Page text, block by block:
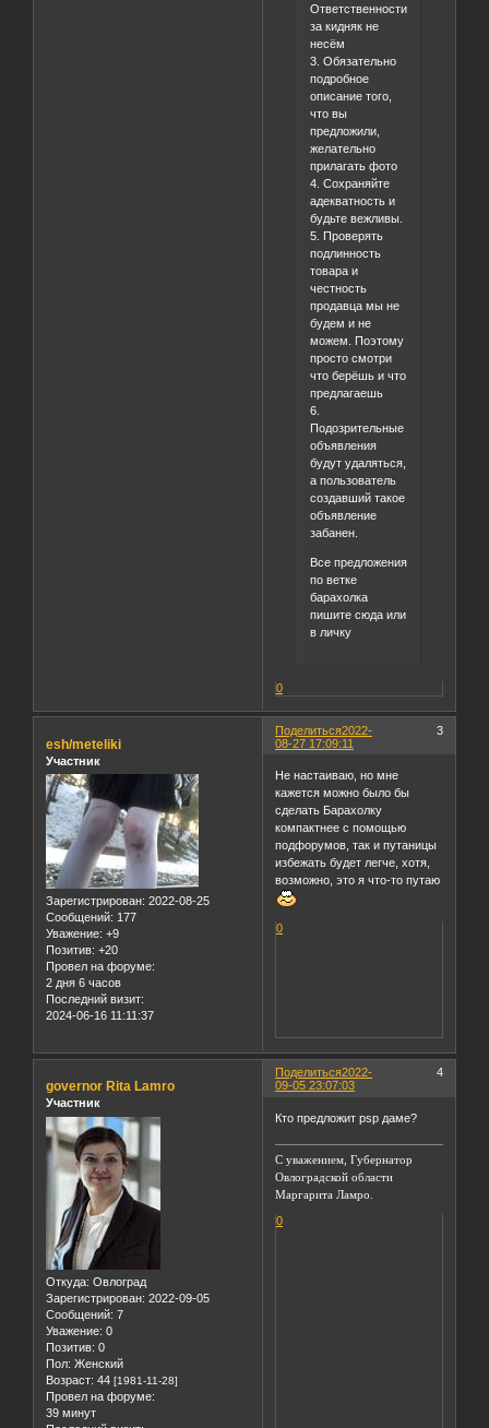
Ответственности
за кидняк не
несём
3. Обязательно
подробное
описание того,
что вы
предложили,
желательно
прилагать фото
4. Сохраняйте
адекватность и
будьте вежливы.
5. Проверять
подлинность
товара и
честность
продавца мы не
будем и не
можем. Поэтому
просто смотри
что берёшь и что
предлагаешь
6.
Подозрительные
объявления
будут удаляться,
а пользователь
создавший такое
объявление
забанен.
Все предложения
по ветке
барахолка
пишите сюда или
в личку
0
Поделиться 3
2022-
08-27 17:09:11
esh/meteliki
Участник
Зарегистрирован: 2022-08-25
Сообщений: 177
Уважение: +9
Позитив: +20
Провел на форуме:
2 дня 6 часов
Последний визит:
2024-06-16 11:11:37
Не настаиваю, но мне
кажется можно было бы
сделать Барахолку
компактнее с помощью
подфорумов, так и путаницы
избежать будет легче, хотя,
возможно, это я что-то путаю
0
Поделиться 4
2022-
09-05 23:07:03
governor Rita Lamro
Участник
Откуда: Овлоград
Зарегистрирован: 2022-09-05
Сообщений: 7
Уважение: 0
Позитив: 0
Пол: Женский
Возраст: 44 [1981-11-28]
Провел на форуме:
39 минут
Кто предложит psp даме?
С уважением, Губернатор
Овлоградской области
Маргарита Ламро.
0